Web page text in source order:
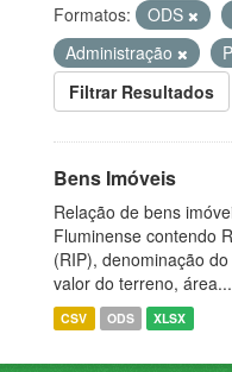
Formatos:
ODS
Administração
Filtrar Resultados
Bens Imóveis
Relação de bens
Fluminense contendo
(RIP), denominação
valor do terreno, área...
CSV ODS XLSX